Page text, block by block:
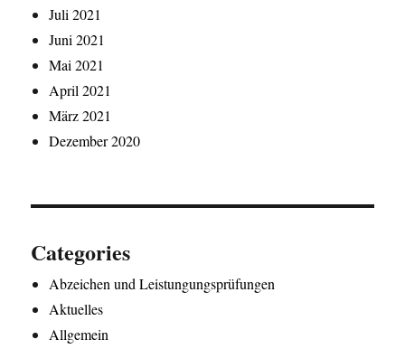
Juli 2021
Juni 2021
Mai 2021
April 2021
März 2021
Dezember 2020
Categories
Abzeichen und Leistungungsprüfungen
Aktuelles
Allgemein